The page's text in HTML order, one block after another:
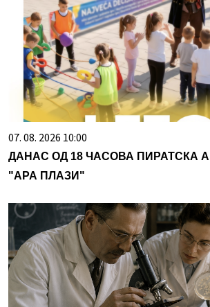
07. 08. 2026 10:00
ДАНАС ОД 18 ЧАСОВА ПИРАТСКА
"АРА ПЛАЗИ"